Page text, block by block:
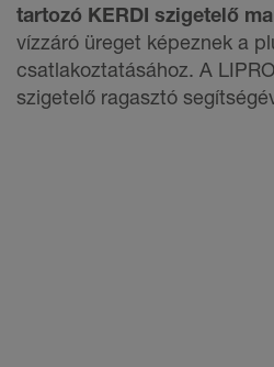
tartozó KERDI szigetelő
vízzáró üreget képeznek a
csatlakoztatásához. A
szigetelő ragasztó